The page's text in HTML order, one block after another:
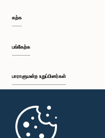
கற்க
பங்கேற்க
பாராளுமன்ற உறுப்பினர்கள்
முதற்பக்கம்